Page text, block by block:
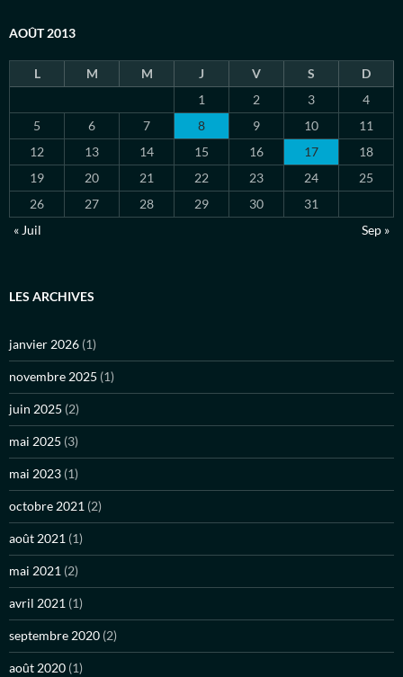
AOÛT 2013
L M M J V S
D
1
2 3
4
5
6 7 8 9 10
11
12
13 14 15 16 17
18
19
20 21 22 23 24
25
26
27 28 29 30
31
« Juil
Sep »
LES ARCHIVES
janvier 2026 (1)
novembre 2025 (1)
juin 2025 (2)
mai 2025 (3)
mai 2023 (1)
octobre 2021 (2)
août 2021 (1)
mai 2021 (2)
avril 2021 (1)
septembre 2020 (2)
août 2020 (1)